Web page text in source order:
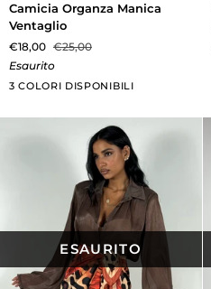
Organza
Manica
Ventaglio
Camicia Organza Manica
Ventaglio
€18,00 €25,00
Esaurito
3 COLORI DISPONIBILI
VerdeGialloMarrone
ESAURITO